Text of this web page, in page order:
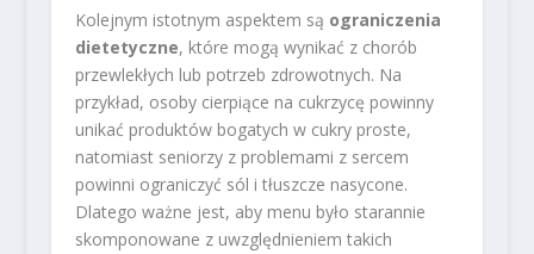
Kolejnym istotnym aspektem są ograniczenia
dietetyczne, które mogą wynikać z chorób
przewlekłych lub potrzeb zdrowotnych. Na
przykład, osoby cierpiące na cukrzycę powinny
unikać produktów bogatych w cukry proste,
natomiast seniorzy z problemami z sercem
powinni ograniczyć sól i tłuszcze nasycone.
Dlatego ważne jest, aby menu było starannie
skomponowane z uwzględnieniem takich